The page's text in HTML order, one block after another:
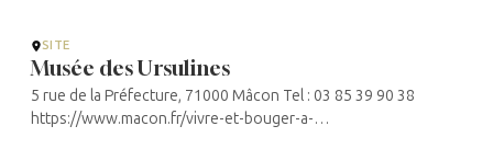
SITE
Musée des Ursulines
5 rue de la Préfecture, 71000 Mâcon Tel : 03 85 39 90 38
https://www.macon.fr/vivre-et-bouger-a-